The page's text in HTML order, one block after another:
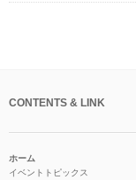
CONTENTS & LINK
ホーム
イベントトピックス